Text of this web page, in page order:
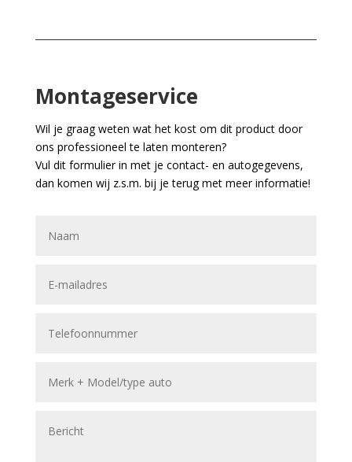
Montageservice
Wil je graag weten wat het kost om dit product door
ons professioneel te laten monteren?
Vul dit formulier in met je contact- en autogegevens,
dan komen wij z.s.m. bij je terug met meer informatie!